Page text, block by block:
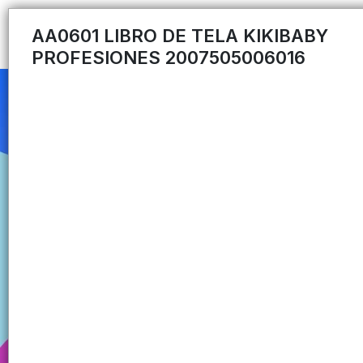
AA0601 LIBRO DE TELA KIKIBABY
PROFESIONES 2007505006016